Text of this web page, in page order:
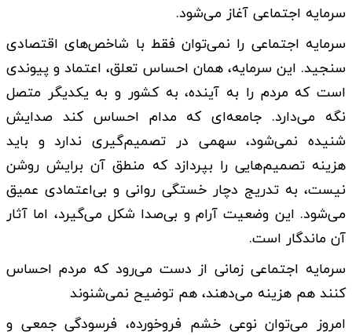
سرمایه اجتماعی آغاز می‌شود.
سرمایه اجتماعی را نمی‌توان فقط با شاخص‌های اقتصادی
سنجید. این سرمایه، همان احساس تعلق، اعتماد و پیوندی
است که مردم را به آینده، به کشور و به یکدیگر متصل
نگه می‌دارد. جامعه‌ای که مدام احساس کند صدایش
شنیده نمی‌شود، سهمی در تصمیم‌گیری ندارد و باید
هزینه تصمیم‌هایی را بپردازد که منطق آن برایش روشن
نیست، به ‌تدریج دچار خستگی روانی و بی‌اعتمادی عمیق
می‌شود. این وضعیت آرام و بی‌صدا شکل می‌گیرد، اما آثار
آن ماندگار است.
سرمایه اجتماعی زمانی از دست می‌رود که مردم احساس
کنند هم هزینه می‌دهند، هم توضیح نمی‌شنوند
امروز می‌توان نوعی خشم فروخورده، فرسودگی جمعی و